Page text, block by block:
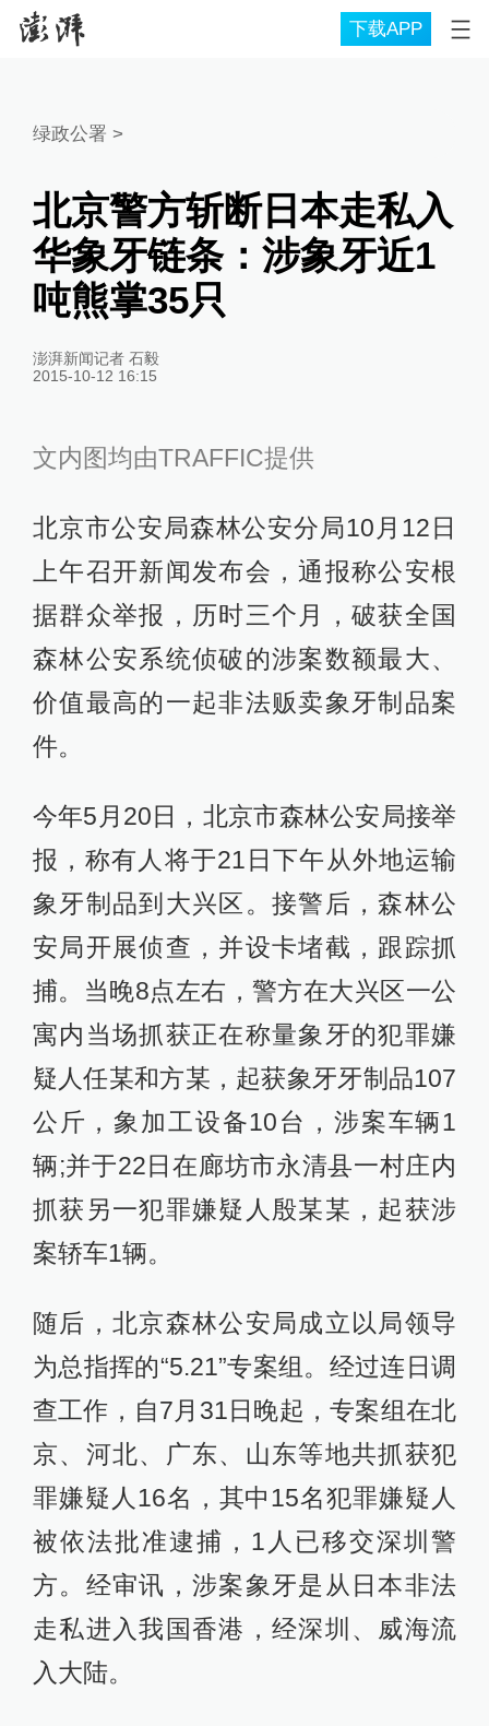
下载APP
绿政公署 >
北京警方斩断日本走私入
华象牙链条：涉象牙近1
吨熊掌35只
澎湃新闻记者 石毅
2015-10-12 16:15
文内图均由TRAFFIC提供
北京市公安局森林公安分局10月12日
上午召开新闻发布会，通报称公安根
据群众举报，历时三个月，破获全国
森林公安系统侦破的涉案数额最大、
价值最高的一起非法贩卖象牙制品案
件。
今年5月20日，北京市森林公安局接举
报，称有人将于21日下午从外地运输
象牙制品到大兴区。接警后，森林公
安局开展侦查，并设卡堵截，跟踪抓
捕。当晚8点左右，警方在大兴区一公
寓内当场抓获正在称量象牙的犯罪嫌
疑人任某和方某，起获象牙牙制品107
公斤，象加工设备10台，涉案车辆1
辆;并于22日在廊坊市永清县一村庄内
抓获另一犯罪嫌疑人殷某某，起获涉
案轿车1辆。
随后，北京森林公安局成立以局领导
为总指挥的“5.21”专案组。经过连日调
查工作，自7月31日晚起，专案组在北
京、河北、广东、山东等地共抓获犯
罪嫌疑人16名，其中15名犯罪嫌疑人
被依法批准逮捕，1人已移交深圳警
方。经审讯，涉案象牙是从日本非法
走私进入我国香港，经深圳、威海流
入大陆。